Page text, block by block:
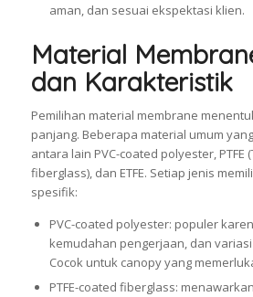
aman, dan sesuai ekspektasi klien.
Material
dan Karakteristik
Pemilihan material membrane
panjang. Beberapa material umum
antara lain PVC-coated polyester, PTFE
fiberglass), dan ETFE. Setiap jenis
spesifik:
PVC-coated polyester: populer
kemudahan pengerjaan, dan
Cocok untuk canopy yang
PTFE-coated fiberglass: